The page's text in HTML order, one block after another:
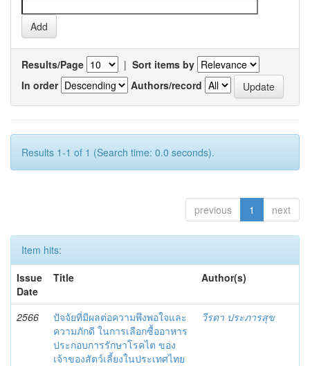
Results/Page | Sort items by
In order
Authors/record
Results 1-1 of 1 (Search time: 0.0 seconds).
previous 1 next
Item hits:
Issue
Date
Title Author(s)
2566
ปัจจัยที่มีผลต่อความพึงพอใจและ
ความภักดี ในการเลือกซื้ออาหาร
ประกอบการรักษาโรคไต ของ
เจ้าของสัตว์เลี้ยงในประเทศไทย
วีรดา ประภารสุข